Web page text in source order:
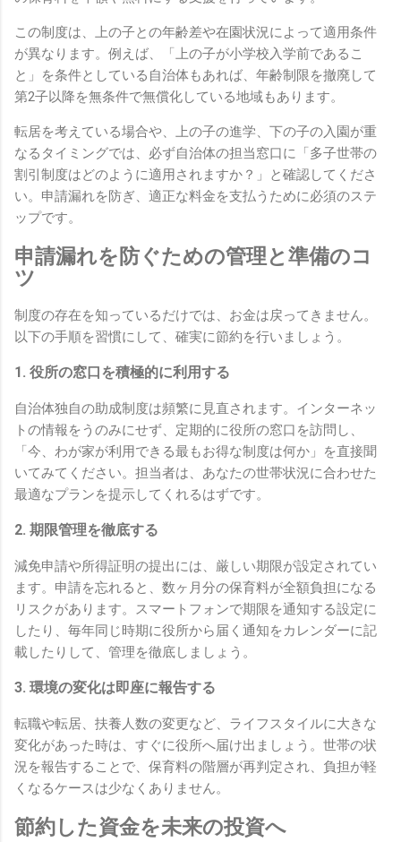
この制度は、上の子との年齢差や在園状況によって適用条件
が異なります。例えば、「上の子が小学校入学前であるこ
と」を条件としている自治体もあれば、年齢制限を撤廃して
第2子以降を無条件で無償化している地域もあります。
転居を考えている場合や、上の子の進学、下の子の入園が重
なるタイミングでは、必ず自治体の担当窓口に「多子世帯の
割引制度はどのように適用されますか？」と確認してくださ
い。申請漏れを防ぎ、適正な料金を支払うために必須のステ
ップです。
申請漏れを防ぐための管理と準備のコ
ツ
制度の存在を知っているだけでは、お金は戻ってきません。
以下の手順を習慣にして、確実に節約を行いましょう。
1. 役所の窓口を積極的に利用する
自治体独自の助成制度は頻繁に見直されます。インターネッ
トの情報をうのみにせず、定期的に役所の窓口を訪問し、
「今、わが家が利用できる最もお得な制度は何か」を直接聞
いてみてください。担当者は、あなたの世帯状況に合わせた
最適なプランを提示してくれるはずです。
2. 期限管理を徹底する
減免申請や所得証明の提出には、厳しい期限が設定されてい
ます。申請を忘れると、数ヶ月分の保育料が全額負担になる
リスクがあります。スマートフォンで期限を通知する設定に
したり、毎年同じ時期に役所から届く通知をカレンダーに記
載したりして、管理を徹底しましょう。
3. 環境の変化は即座に報告する
転職や転居、扶養人数の変更など、ライフスタイルに大きな
変化があった時は、すぐに役所へ届け出ましょう。世帯の状
況を報告することで、保育料の階層が再判定され、負担が軽
くなるケースは少なくありません。
節約した資金を未来の投資へ